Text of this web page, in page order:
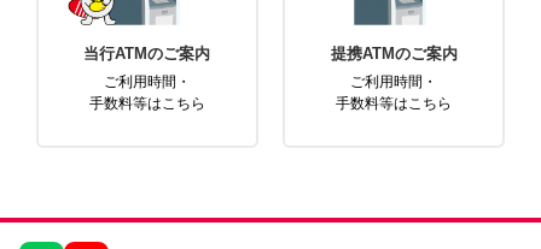
当行ATMのご案内
ご利用時間・
手数料等はこちら
提携ATMのご案内
ご利用時間・
手数料等はこちら